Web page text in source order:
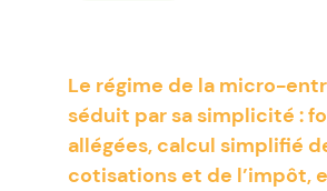
Le régime de la micro-
séduit par sa simplicité :
allégées, calcul simplifié
cotisations et de l’impôt,